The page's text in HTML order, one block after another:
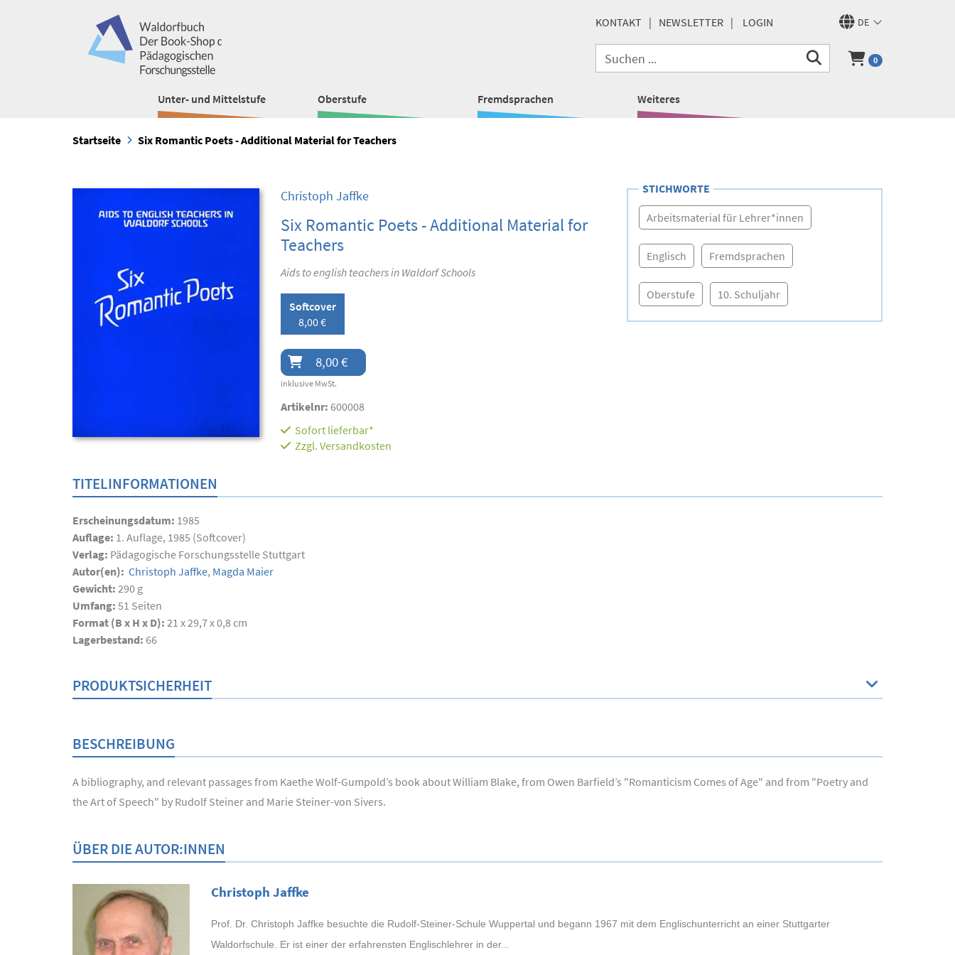
DE
KONTAKT NEWSLETTER LOGIN
0
Unter- und Mittelstufe Oberstufe Fremdsprachen Weiteres
Startseite Six Romantic Poets - Additional Material for Teachers
Christoph Jaffke
Six Romantic Poets - Additional Material for
Teachers
Aids to english teachers in Waldorf Schools
Softcover
8,00 €
8,00 €
inklusive MwSt.
Artikelnr: 600008
Sofort lieferbar*
Zzgl. Versandkosten
STICHWORTE
Arbeitsmaterial für Lehrer*innen
Englisch Fremdsprachen
Oberstufe 10. Schuljahr
TITELINFORMATIONEN
Erscheinungsdatum: 1985
Auflage: 1. Auflage, 1985 (Softcover)
Verlag: Pädagogische Forschungsstelle Stuttgart
Autor(en): Christoph Jaffke, Magda Maier
Gewicht: 290 g
Umfang: 51 Seiten
Format (B x H x D): 21 x 29,7 x 0,8 cm
Lagerbestand: 66
PRODUKTSICHERHEIT
BESCHREIBUNG
A bibliography, and relevant passages from Kaethe Wolf-Gumpold’s book about William Blake, from Owen Barfield’s "Romanticism Comes of Age" and from "Poetry and
the Art of Speech" by Rudolf Steiner and Marie Steiner-von Sivers.
ÜBER DIE AUTOR:INNEN
Christoph Jaffke
Prof. Dr. Christoph Jaffke besuchte die Rudolf-Steiner-Schule Wuppertal und begann 1967 mit dem Englischunterricht an einer Stuttgarter
Waldorfschule. Er ist einer der erfahrensten Englischlehrer in der...